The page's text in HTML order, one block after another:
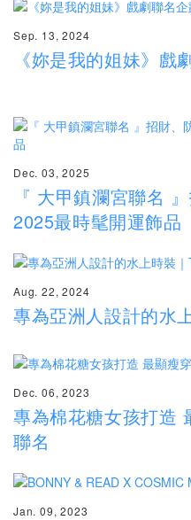
Sep. 13, 2024
《妳是我的姐妹》戲
Dec. 03, 2025
『 大甲鎮瀾宮聯名
2025最時髦開運飾品
Aug. 22, 2024
專為亞洲人設計的水
Dec. 06, 2023
專為棉花糖女孩打造
聯名
Jan. 09, 2023